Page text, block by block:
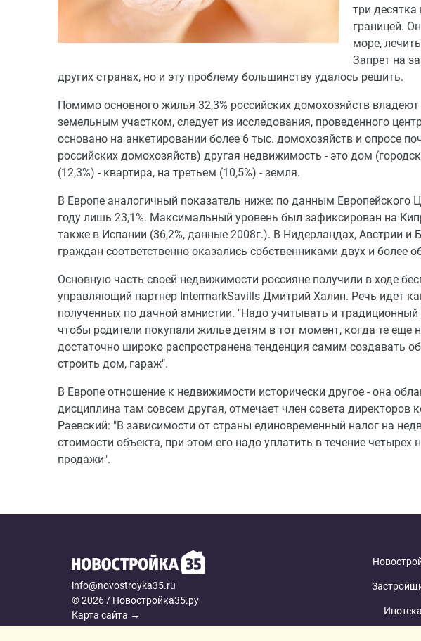
три
границей.
море,
Запрет на
других странах, но и эту проблему большинству удалось решить.
Помимо основного жилья 32,3% российских домохозяйств
земельным участком, следует из исследования, проведенного
основано на анкетировании более 6 тыс. домохозяйств и опросе
российских домохозяйств) другая недвижимость - это дом
(12,3%) - квартира, на третьем (10,5%) - земля.
В Европе аналогичный показатель ниже: по данным Европейского
году лишь 23,1%. Максимальный уровень был зафиксирован на
также в Испании (36,2%, данные 2008г.). В Нидерландах, Австрии и
граждан соответственно оказались собственниками двух и более
Основную часть своей недвижимости россияне получили в ходе
управляющий партнер IntermarkSavills Дмитрий Халин. Речь идет
полученных по дачной амнистии. "Надо учитывать и традиционный
чтобы родители покупали жилье детям в тот момент, когда те еще
достаточно широко распространена тенденция самим создавать
строить дом, гараж".
В Европе отношение к недвижимости исторически другое - она
дисциплина там совсем другая, отмечает член совета
Раевский: "В зависимости от страны единовременный налог на
стоимости объекта, при этом его надо уплатить в течение четырех
продажи".
info@novostroyka35.ru
© 2026 / Новостройка35.ру
Карта сайта →
Ипотека